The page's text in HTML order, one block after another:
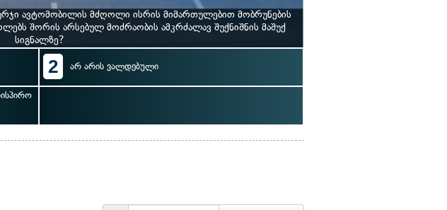
ავტომობილის მძღოლი ისრის მიმართულებით მობრუნების
შორის არსებულ მოძრაობის ამკრძალავ შუქნიშნის მაშუქ
სიგნალზე?
2 არ არის ვალდებული